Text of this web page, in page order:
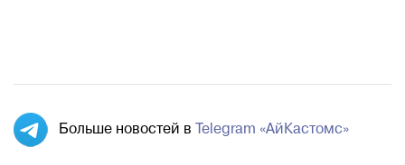
Больше новостей в Telegram «АйКастомс»